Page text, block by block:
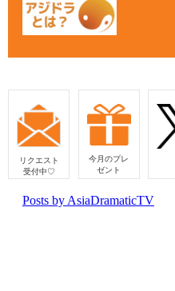
リクエスト
受付中♡
今月のプレ
ゼント